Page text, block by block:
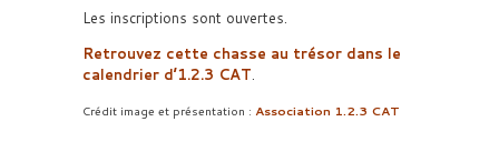
Les inscriptions sont ouvertes.
Retrouvez cette chasse au trésor dans le
calendrier d’1.2.3 CAT.
Crédit image et présentation : Association 1.2.3 CAT